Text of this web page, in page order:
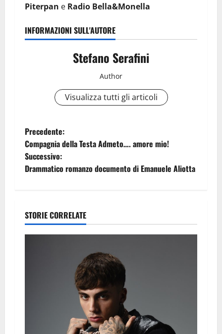
Piterpan e Radio Bella&Monella
INFORMAZIONI SULL'AUTORE
Stefano Serafini
Author
Visualizza tutti gli articoli
N
a
v
g
a
Precedente:
Compagnia della Testa Admeto…. amore mio!
Successivo:
Drammatico romanzo documento di Emanuele Aliotta
STORIE CORRELATE